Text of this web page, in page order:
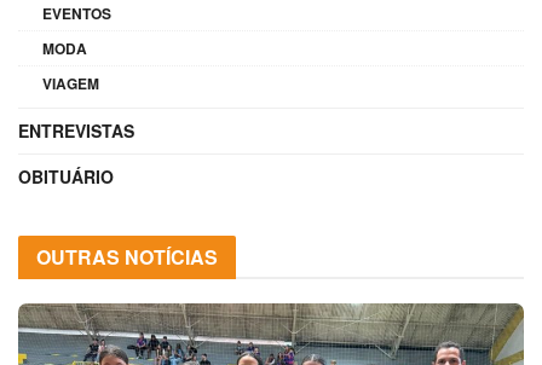
EVENTOS
MODA
VIAGEM
ENTREVISTAS
OBITUÁRIO
OUTRAS NOTÍCIAS